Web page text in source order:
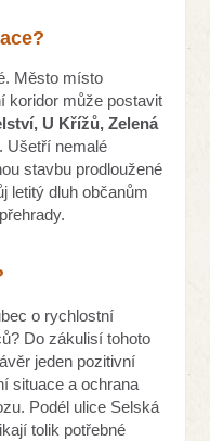
Město místo
koridor může postavit
U Křížů, Zelená
. Ušetří nemalé
stavbu prodloužené
letitý dluh občanům
o rychlostní
Do zákulisí tohoto
jeden pozitivní
situace a ochrana
Podél ulice Selská
tolik potřebné